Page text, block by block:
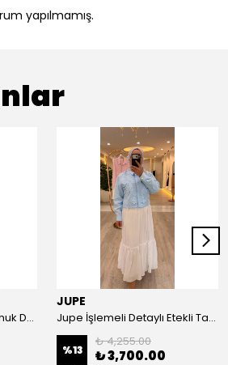
yapılmamış.
Jupe İşleme Detaylı Pamuk Dokulu Kuşaklı Kap 9305
JUPE
Jupe İşlemeli Detaylı Etekli Takım 8663
%13
₺ 4,255.00
₺ 3,700.00